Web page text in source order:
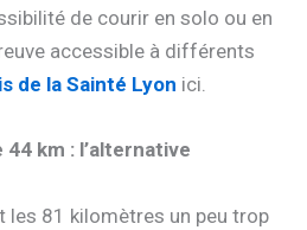
de courir en solo ou en
accessible à différents
de la Sainté Lyon ici.
km : l’alternative
les 81 kilomètres un peu trop